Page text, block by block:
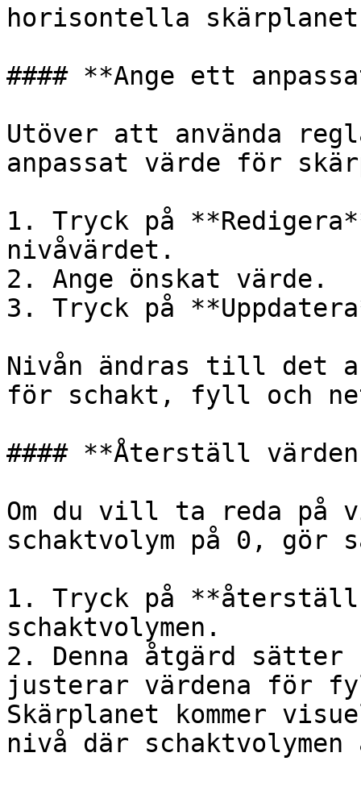
horisontella
#### **Ange ett
Utöver att använda
anpassat värde för
1. Tryck på
nivåvärdet.
2. Ange önskat värde.
3. Tryck på
Nivån ändras till det
för schakt, fyll och
#### **Återställ
Om du vill ta reda på
schaktvolym på 0, gör
1. Tryck på
schaktvolymen.
2. Denna åtgärd
justerar värdena för
Skärplanet kommer
nivå där